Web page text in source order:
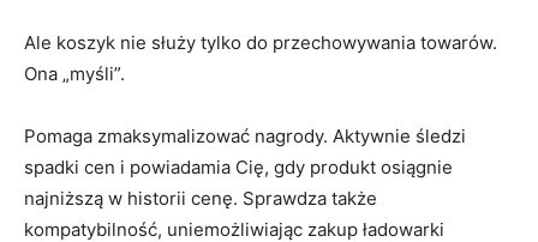
Ale koszyk nie służy tylko do przechowywania towarów.
Ona „myśli”.
Pomaga zmaksymalizować nagrody. Aktywnie śledzi
spadki cen i powiadamia Cię, gdy produkt osiągnie
najniższą w historii cenę. Sprawdza także
kompatybilność, uniemożliwiając zakup ładowarki